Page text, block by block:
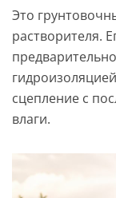
Это
растворителя.
сцепление с
влаги.